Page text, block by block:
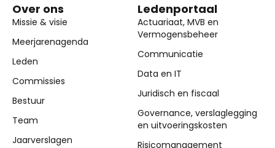
Over ons
Missie & visie
Meerjarenagenda
Leden
Commissies
Bestuur
Team
Jaarverslagen
Ledenportaal
Actuariaat, MVB en
Vermogensbeheer
Communicatie
Data en IT
Juridisch en fiscaal
Governance, verslaglegging
en uitvoeringskosten